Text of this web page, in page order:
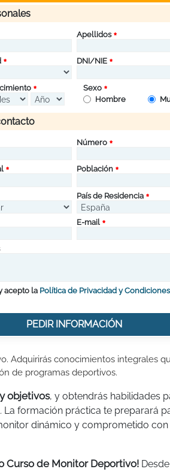
Apellidos
DNI/NIE
Sexo
Hombre
Número
Población
País de Residencia
E-mail
acepto la Política de Privacidad y
PEDIR INFORMACIÓN
Adquirirás conocimientos integrales
de programas deportivos.
objetivos, y obtendrás habilidades
formación práctica te preparará
dinámico y comprometido con
Curso de Monitor Deportivo!